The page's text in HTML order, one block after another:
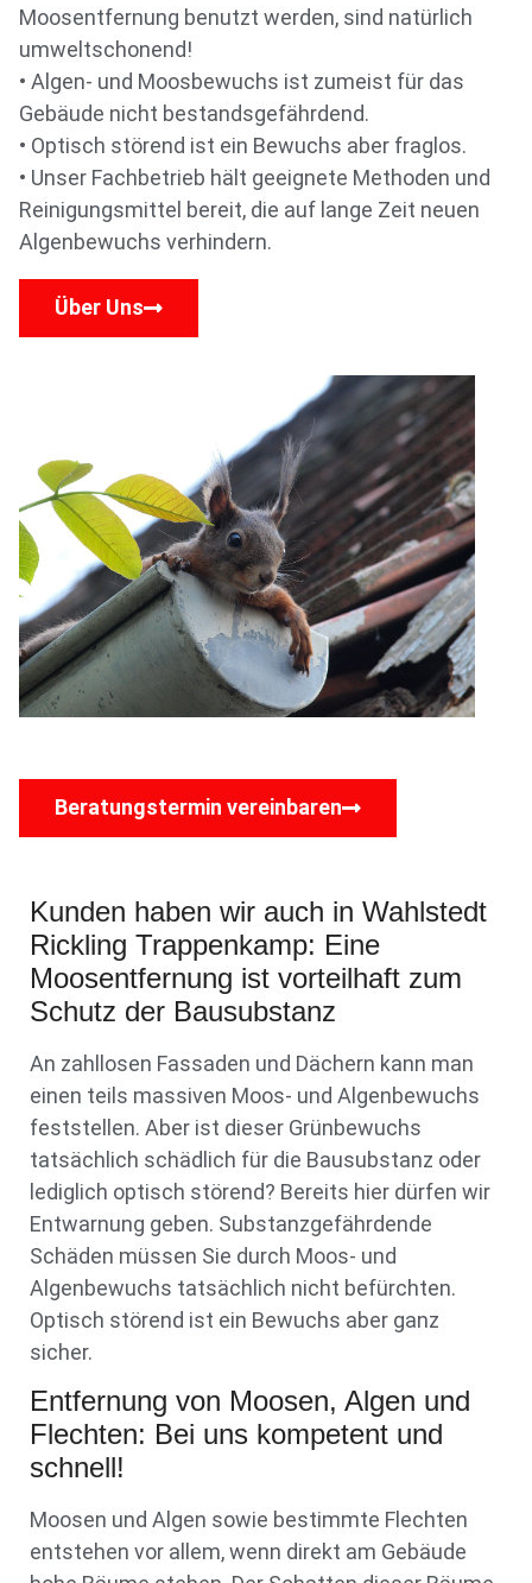
Moosentfernung benutzt werden, sind natürlich
umweltschonend!
• Algen- und Moosbewuchs ist zumeist für das
Gebäude nicht bestandsgefährdend.
• Optisch störend ist ein Bewuchs aber fraglos.
• Unser Fachbetrieb hält geeignete Methoden und
Reinigungsmittel bereit, die auf lange Zeit neuen
Algenbewuchs verhindern.
Über Uns
Beratungstermin vereinbaren
Kunden haben wir auch in Wahlstedt
Rickling Trappenkamp: Eine
Moosentfernung ist vorteilhaft zum
Schutz der Bausubstanz
An zahllosen Fassaden und Dächern kann man
einen teils massiven Moos- und Algenbewuchs
feststellen. Aber ist dieser Grünbewuchs
tatsächlich schädlich für die Bausubstanz oder
lediglich optisch störend? Bereits hier dürfen wir
Entwarnung geben. Substanzgefährdende
Schäden müssen Sie durch Moos- und
Algenbewuchs tatsächlich nicht befürchten.
Optisch störend ist ein Bewuchs aber ganz
sicher.
Entfernung von Moosen, Algen und
Flechten: Bei uns kompetent und
schnell!
Moosen und Algen sowie bestimmte Flechten
entstehen vor allem, wenn direkt am Gebäude